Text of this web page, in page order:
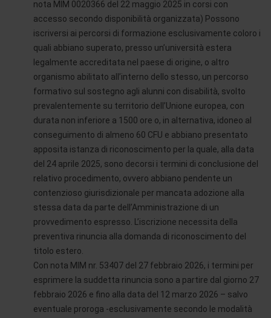
nota MIM 0020366 del 22 maggio 2025 in corsi con
accesso secondo disponibilità organizzata) Possono
iscriversi ai percorsi di formazione esclusivamente coloro i
quali abbiano superato, presso un’università estera
legalmente accreditata nel paese di origine, o altro
organismo abilitato all’interno dello stesso, un percorso
formativo sul sostegno agli alunni con disabilità, svolto
prevalentemente su territorio dell’Unione europea, con
durata non inferiore a 1500 ore o, in alternativa, idoneo al
conseguimento di almeno 60 CFU e abbiano presentato
apposita istanza di riconoscimento per la quale, alla data
del 24 aprile 2025, sono decorsi i termini di conclusione del
relativo procedimento, ovvero abbiano pendente un
contenzioso giurisdizionale per mancata adozione alla
stessa data da parte dell’Amministrazione di un
provvedimento espresso. L’iscrizione necessita della
preventiva rinuncia alla domanda di riconoscimento del
titolo estero.
Con nota MIM nr. 53407 del 27 febbraio 2026, i termini per
esprimere la suddetta rinuncia sono a partire dal giorno 27
febbraio 2026 e fino alla data del 12 marzo 2026 – salvo
eventuale proroga -esclusivamente secondo le modalità